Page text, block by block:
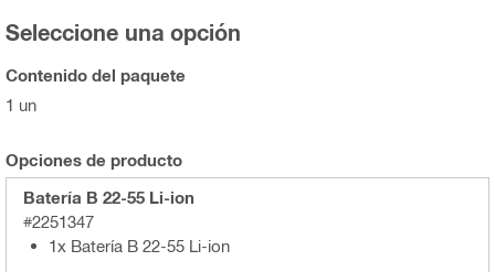
Seleccione una opción
Contenido del paquete
1 un
Opciones de producto
Batería B 22-55 Li-ion
#2251347
1x Batería B 22-55 Li-ion